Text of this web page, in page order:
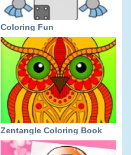
Coloring Fun
Zentangle Coloring Book